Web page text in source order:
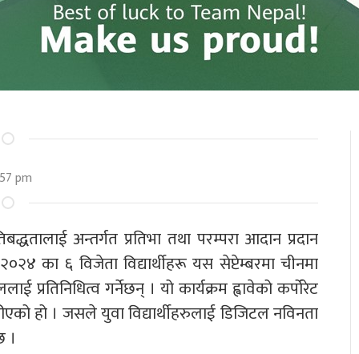
pm
अन्तर्गत प्रतिभा तथा परम्परा आदान प्रदान
का ६ विजेता विद्यार्थीहरू यस सेप्टेम्बरमा चीनमा
प्रतिनिधित्व गर्नेछन् । यो कार्यक्रम ह्वावेको कर्पोरेट
हो । जसले युवा विद्यार्थीहरुलाई डिजिटल नविनता
।